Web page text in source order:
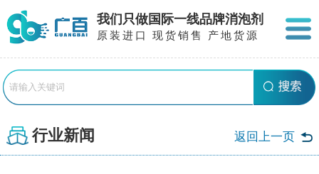
我们只做国际一线品牌消泡剂
原装进口 现货销售 产地货源
行业新闻 返回上一页